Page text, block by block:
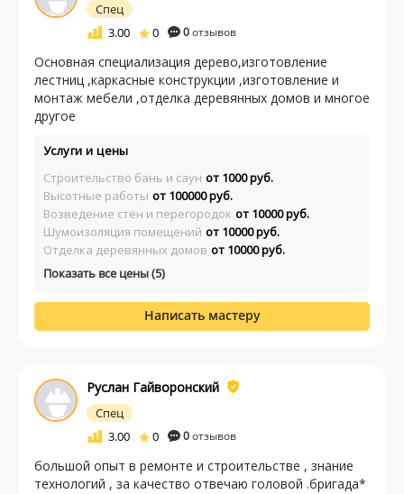
Спец
3.00
0 0отзывов
Основная специализация дерево,изготовление
лестниц ,каркасные конструкции ,изготовление и
монтаж мебели ,отделка деревянных домов и многое
другое
Услуги и цены
Строительство бань и саун от 1000 руб.
Высотные работы от 100000 руб.
Возведение стен и перегородок от 10000 руб.
Шумоизоляция помещений от 10000 руб.
Отделка деревянных домов от 10000 руб.
Показать все цены (5)
Написать мастеру
Руслан Гайворонский
Спец
3.00
0 0отзывов
большой опыт в ремонте и строительстве , знание
технологий , за качество отвечаю головой .бригада*